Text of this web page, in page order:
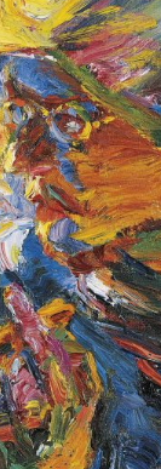
x 71 cm; © VG